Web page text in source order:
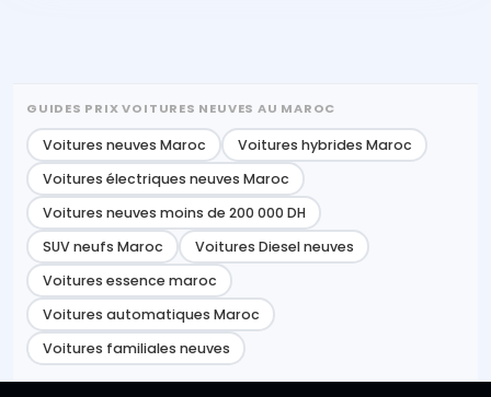
GUIDES PRIX VOITURES NEUVES AU MAROC
Voitures neuves Maroc
Voitures hybrides Maroc
Voitures électriques neuves Maroc
Voitures neuves moins de 200 000 DH
SUV neufs Maroc
Voitures Diesel neuves
Voitures essence maroc
Voitures automatiques Maroc
Voitures familiales neuves